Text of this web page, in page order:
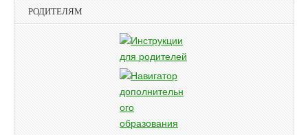
РОДИТЕЛЯМ